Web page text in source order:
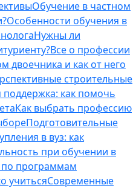
Обучение в частном
Особенности обучения в
Нужны ли
Все о профессии
двоечника и как от него
строительные
поддержка: как помочь
Как выбрать профессию
Подготовительные
в вуз: как
при обучении в
программам
учитьсяСовременные